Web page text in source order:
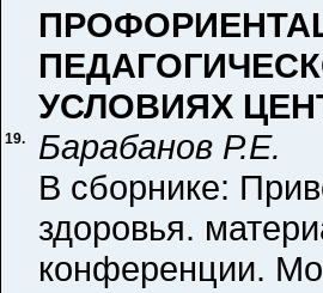
19.
УСЛОВИЯХ
Барабанов Р.Е.
В сборнике:
здоровья.
конференции.